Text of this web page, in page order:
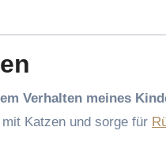
Verhalten meines
Katzen und sorge für